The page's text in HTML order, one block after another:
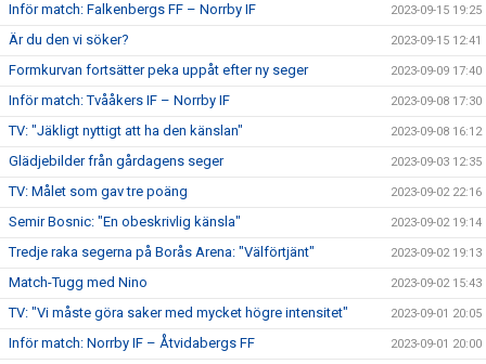
Inför match: Falkenbergs FF – Norrby IF 2023-09-15 19:25
Är du den vi söker? 2023-09-15 12:41
Formkurvan fortsätter peka uppåt efter ny seger 2023-09-09 17:40
Inför match: Tvååkers IF – Norrby IF 2023-09-08 17:30
TV: "Jäkligt nyttigt att ha den känslan" 2023-09-08 16:12
Glädjebilder från gårdagens seger 2023-09-03 12:35
TV: Målet som gav tre poäng 2023-09-02 22:16
Semir Bosnic: "En obeskrivlig känsla" 2023-09-02 19:14
Tredje raka segerna på Borås Arena: "Välförtjänt" 2023-09-02 19:13
Match-Tugg med Nino 2023-09-02 15:43
TV: "Vi måste göra saker med mycket högre intensitet" 2023-09-01 20:05
Inför match: Norrby IF – Åtvidabergs FF 2023-09-01 20:00